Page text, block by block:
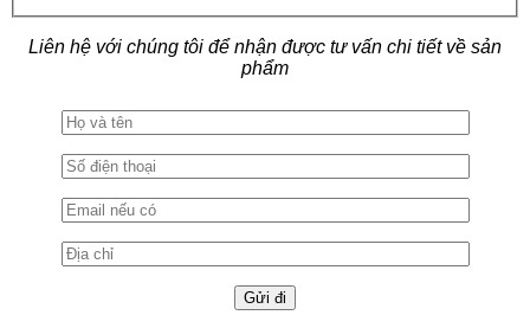
Liên hệ với chúng tôi để nhận được tư vấn chi tiết về sản
phẩm